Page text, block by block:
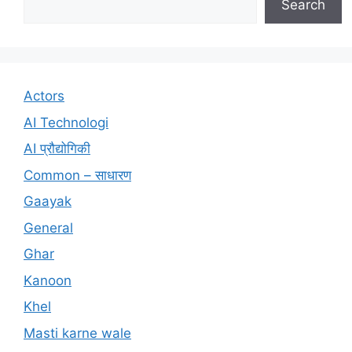
Search
Actors
AI Technologi
AI प्रौद्योगिकी
Common – साधारण
Gaayak
General
Ghar
Kanoon
Khel
Masti karne wale